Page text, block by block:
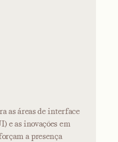
as áreas de interface
e as inovações em
a presença